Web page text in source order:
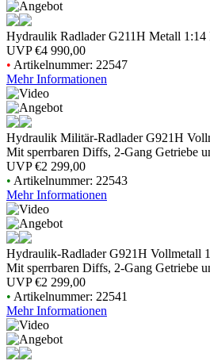
Hydraulik Radlader G211H Metall
UVP€4 990,00
• Artikelnummer: 22547
Mehr Informationen
Hydraulik Militär-Radlader G921H
Mit sperrbaren Diffs, 2-Gang Getriebe
UVP€2 299,00
• Artikelnummer: 22543
Mehr Informationen
Hydraulik-Radlader G921H Vollmetall
Mit sperrbaren Diffs, 2-Gang Getriebe
UVP€2 299,00
• Artikelnummer: 22541
Mehr Informationen